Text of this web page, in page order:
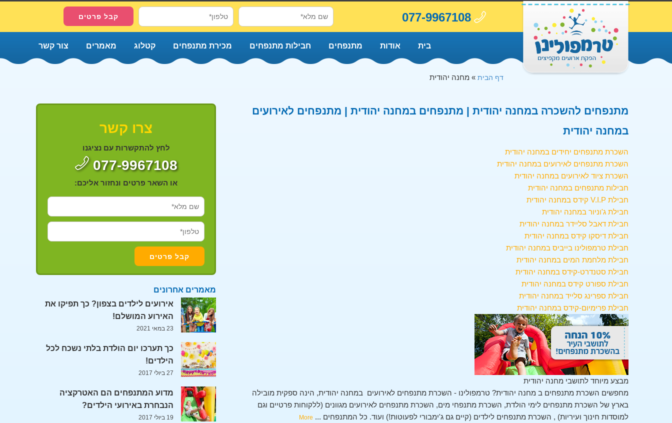
077-9967108
בית אודות מתנפחים חבילות מתנפחים מכירת מתנפחים קטלוג מאמרים צור קשר
דף הבית » מחנה יהודית
מתנפחים להשכרה במחנה יהודית | מתנפחים במחנה יהודית | מתנפחים לאירועים
במחנה יהודית
השכרת מתנפחים יחידים במחנה יהודית
השכרת מתנפחים לאירועים במחנה יהודית
השכרת ציוד לאירועים במחנה יהודית
חבילות מתנפחים במחנה יהודית
חבילת V.I.P קידס במחנה יהודית
חבילת ג'וניור במחנה יהודית
חבילת דאבל סליידר במחנה יהודית
חבילת דיסקו קידס במחנה יהודית
חבילת טרמפולינו בייביס במחנה יהודית
חבילת מלחמת המים במחנה יהודית
חבילת סטנדרט-קידס במחנה יהודית
חבילת ספורט קידס במחנה יהודית
חבילת ספרינג סלייד במחנה יהודית
חבילת פרימיום-קידס במחנה יהודית
מבצע מיוחד לתושבי מחנה יהודית
מחפשים השכרת מתנפחים ב מחנה יהודית? טרמפולינו - השכרת מתנפחים לאירועים במחנה יהודית, הינה ספקית מובילה
בארץ של השכרת מתנפחים לימי הולדת, השכרת מתנפחי מים, השכרת מתנפחים לאירועים מגוונים (ללקוחות פרטיים וגם
למוסדות חינוך ועיריות) , השכרת מתנפחים לילדים (קיים גם ג'ימבורי לפעוטות!) ועוד. כל המתנפחים ...
More
צרו קשר
לחץ להתקשרות עם נציגנו
077-9967108
או השאר פרטים ונחזור אליכם:
מאמרים אחרונים
אירועים לילדים בצפון? כך תפיקו את
האירוע המושלם!
23 במאי 2021
כך תערכו יום הולדת בלתי נשכח לכל
הילדים!
27 ביולי 2017
מדוע המתנפחים הם האטרקציה
הנבחרת באירועי הילדים?
19 ביולי 2017